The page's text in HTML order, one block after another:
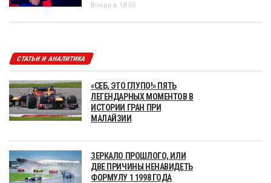
Вчера в 18:55
СТАТЬИ И АНАЛИТИКА
«СЕБ, ЭТО ГЛУПО!» ПЯТЬ
ЛЕГЕНДАРНЫХ МОМЕНТОВ В
ИСТОРИИ ГРАН ПРИ
МАЛАЙЗИИ
ЗЕРКАЛО ПРОШЛОГО, ИЛИ
ДВЕ ПРИЧИНЫ НЕНАВИДЕТЬ
ФОРМУЛУ 1 1998 ГОДА